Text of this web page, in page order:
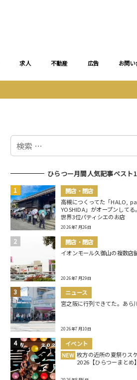
求人 不動産 広告 お問
検
ひらつー月間人気記事ベスト
開店・閉店
高槻につくってた「HALO,
YOSHIDA」がオープンして
世界3位パティシエのお店
2026年7月26日
開店・閉店
イオンモール久御山の複数店
2026年7月29日
ニュース
宮之阪に行列できてた。あら
2026年7月10日
イベント
NEW 枚方の近所の夏祭りス
2026【ひらつーまとめ】